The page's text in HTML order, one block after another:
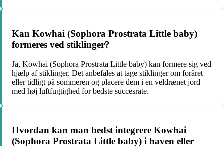
Kan Kowhai (Sophora Prostrata Little baby)
formeres ved stiklinger?
Ja, Kowhai (Sophora Prostrata Little baby) kan formere sig ved
hjælp af stiklinger. Det anbefales at tage stiklinger om foråret
eller tidligt på sommeren og placere dem i en veldrænet jord
med høj luftfugtighed for bedste succesrate.
Hvordan kan man bedst integrere Kowhai
(Sophora Prostrata Little baby) i haven eller